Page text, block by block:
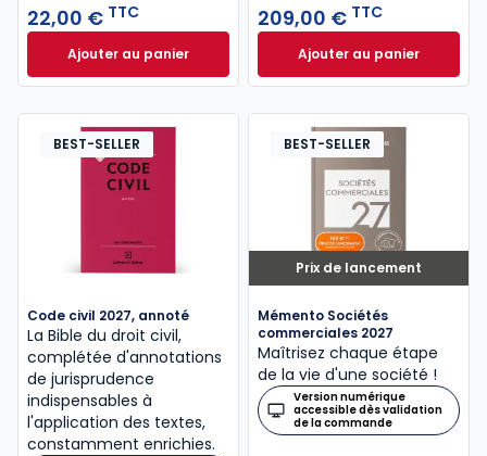
22,00 € TTC
Ajouter au panierCode civil 2027 annoté. Édition limitée à 22,00 € TTC
209,00 € TTC
Ajouter au panier
Mémento Social
BEST-SELLER
Code civil 2027, annoté
La Bible du droit civil,
complétée d'annotations
de jurisprudence
indispensables à
l'application des textes,
constamment enrichies.
Prix de lancement
BEST-SELLER
Mémento Sociétés
commerciales 2027
Maîtrisez chaque étape
de la vie d'une société !
Version numérique
accessible dès validation
de la commande